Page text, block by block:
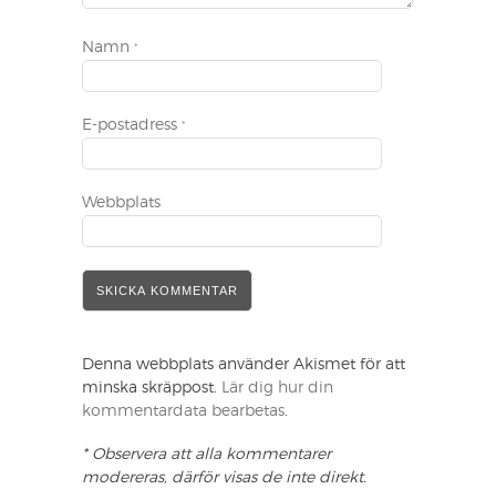
Namn *
E-postadress *
Webbplats
Denna webbplats använder Akismet för att
minska skräppost. Lär dig hur din
kommentardata bearbetas.
* Observera att alla kommentarer
modereras, därför visas de inte direkt.